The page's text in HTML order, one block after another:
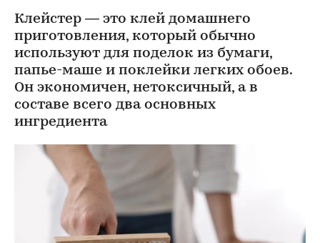
Клейстер — это клей домашнего
приготовления, который обычно
используют для поделок из бумаги,
папье-маше и поклейки легких обоев.
Он экономичен, нетоксичный, а в
составе всего два основных
ингредиента